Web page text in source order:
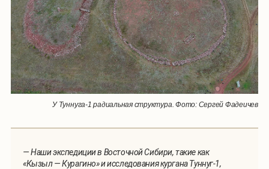
У Туннуга-1 радиальная структура. Фото: Сергей Фадеичев
— Наши экспедиции в Восточной Сибири, такие как
«Кызыл — Курагино» и исследования кургана Туннуг-1,